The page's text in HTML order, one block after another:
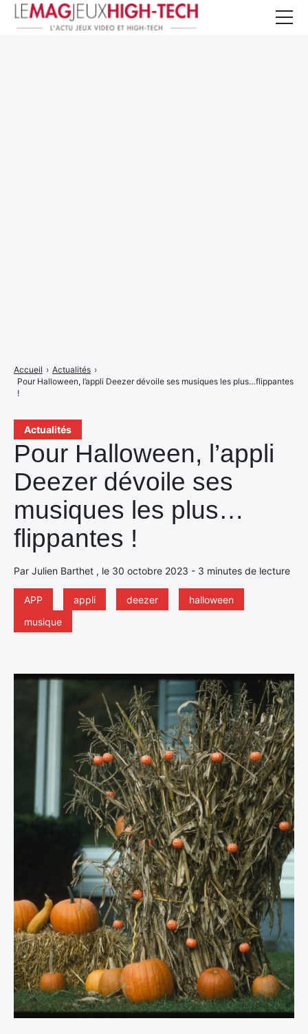
Actualités
Pour Halloween, l’appli
Deezer dévoile ses
musiques les plus…
flippantes !
Par Julien Barthet , le 30 octobre 2023 - 3 minutes de lecture
APP appli deezer
halloween
musique
Accueil › Actualités ›
Pour Halloween, l’appli Deezer dévoile ses musiques les plus…flippantes
!